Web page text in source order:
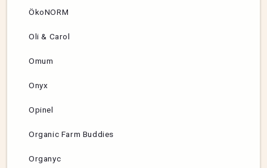
ÖkoNORM
Oli & Carol
Omum
Onyx
Opinel
Organic Farm Buddies
Organyc